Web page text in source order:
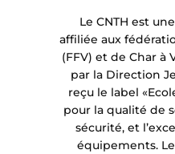
Le CNTH est
affiliée aux
(FFV) et de Char à
par la Direction
reçu le label
pour la qualité de
sécurité, et
équipements.